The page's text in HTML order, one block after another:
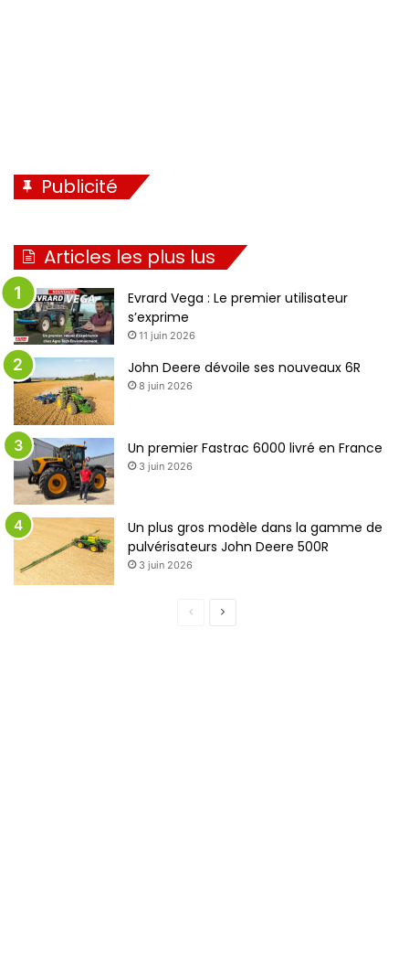
Publicité
Articles les plus lus
Evrard Vega : Le premier utilisateur
s’exprime
11 juin 2026
John Deere dévoile ses nouveaux 6R
8 juin 2026
Un premier Fastrac 6000 livré en France
3 juin 2026
Un plus gros modèle dans la gamme de
pulvérisateurs John Deere 500R
3 juin 2026
Page
Page